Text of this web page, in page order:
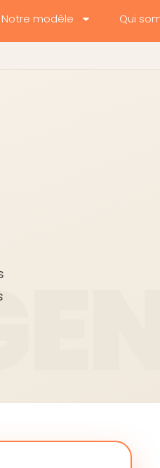
Notre modèle Qui